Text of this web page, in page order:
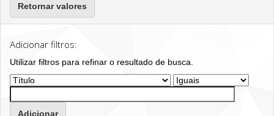
Retornar valores
Adicionar filtros:
Utilizar filtros para refinar o resultado de busca.